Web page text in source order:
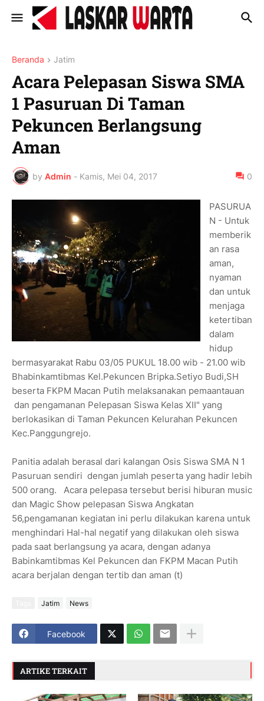
Beranda Jatim
Acara Pelepasan Siswa SMA
1 Pasuruan Di Taman
Pekuncen Berlangsung
Aman
by Admin - Kamis, Mei 04, 2017 0
PASURUA
N - Untuk
memberik
an rasa
aman,
nyaman
dan untuk
menjaga
ketertiban
dalam
hidup
bermasyarakat Rabu 03/05 PUKUL 18.00 wib - 21.00 wib
Bhabinkamtibmas Kel.Pekuncen Bripka.Setiyo Budi,SH
beserta FKPM Macan Putih melaksanakan pemaantauan
dan pengamanan Pelepasan Siswa Kelas XII" yang
berlokasikan di Taman Pekuncen Kelurahan Pekuncen
Kec.Panggungrejo.
Panitia adalah berasal dari kalangan Osis Siswa SMA N 1
Pasuruan sendiri dengan jumlah peserta yang hadir lebih
500 orang. Acara pelepasa tersebut berisi hiburan music
dan Magic Show pelepasan Siswa Angkatan
56,pengamanan kegiatan ini perlu dilakukan karena untuk
menghindari Hal-hal negatif yang dilakukan oleh siswa
pada saat berlangsung ya acara, dengan adanya
Babinkamtibmas Kel Pekuncen dan FKPM Macan Putih
acara berjalan dengan tertib dan aman (t)
Jatim News
Facebook
ARTIKE TERKAIT